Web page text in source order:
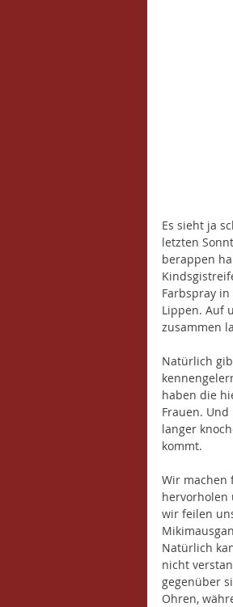
Es sieht ja
letzten
berappen
Farbspray
Lippen. Auf
zusammen
Natürlich
haben die
Frauen.
langer
kommt.
Wir machen
hervorholen
wir feilen
Natürlich
nicht
gegenüber
Ohren,